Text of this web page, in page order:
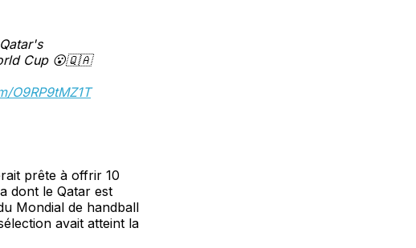
Cup 😮🇶🇦
O9RP9tMZ1T
prête à offrir 10
dont le Qatar est
Mondial de handball
avait atteint la